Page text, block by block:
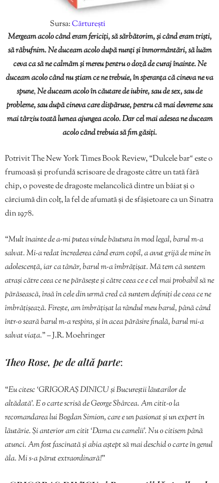
Sursa:Cărturești
Mergeam acolo când eram fericiți, să sărbătorim, și când eram triști,
să răbufnim. Ne duceam acolo după nunți și înmormântări, să luăm
ceva ca să ne calmăm și mereu pentru o doză de curaj înainte. Ne
duceam acolo când nu știam ce ne trebuie, în speranța că cineva ne va
spune,Ne duceam acolo în căutare de iubire, sau de sex, sau de
probleme, sau după cineva care dispăruse, pentru că mai devreme sau
mai târziu toată lumea ajungea acolo. Dar cel mai adesea ne duceam
acolo când trebuia să fim găsiți.
Potrivit The New York Times Book Review, “Dulcele bar“este o
frumoasă și profundă scrisoare de dragoste către un tată fără
chip, o poveste de dragoste melancolică dintre un băiat și o
cârciumă din colț, la fel de afumată și de sfâșietoare ca un Sinatra
din 1978.
“Mult înainte de a-mi putea vinde băutura în mod legal, barul m-a
salvat. Mi-a redat încrederea când eram copil, a avut grijă de mine în
adolescență, iar ca tânăr, barul m-a îmbrățișat. Mă tem că suntem
atrași către ceea ce ne părăsește și către ceea ce e cel mai probabil să ne
părăsească, însă în cele din urmă cred că suntem definiți de ceea ce ne
îmbrățișează. Firește, am îmbrățișat la rândul meu barul, până când
într-o seară barul m-a respins, și în acea părăsire finală, barul mi-a
salvat viața.” – J.R. Moehringer
Theo Rose, pe de altă parte:
“Eu citesc ‘GRIGORAȘ DINICU și Bucureștii lăutarilor de
altădată’. E o carte scrisă de George Sbârcea. Am citit-o la
recomandarea lui Bogdan Simion, care e un pasionat și un expert în
lăutărie. Și anterior am citit ‘Dama cu camelii’. Nu o citisem până
atunci. Am fost fascinată și abia aștept să mai deschid o carte în genul
ăla. Mi s-a părut extraordinară!”